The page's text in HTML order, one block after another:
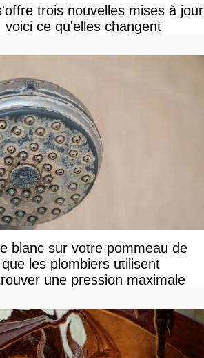
trois nouvelles mises à jour
ce qu'elles changent
blanc sur votre pommeau de
les plombiers utilisent
une pression maximale